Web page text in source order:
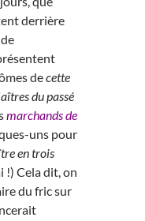
derrière
decette
du passé
marchands de
uns pour
en trois
!) Cela dit, on
du fric sur